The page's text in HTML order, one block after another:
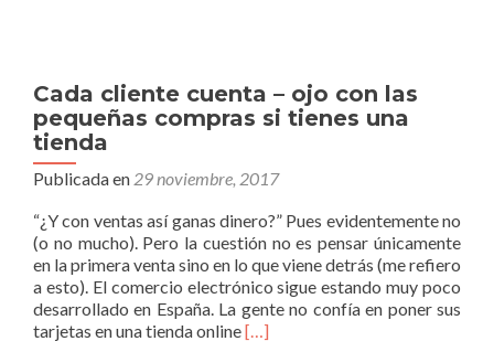
Cada cliente cuenta – ojo con las
pequeñas compras si tienes una
tienda
Publicada en 29 noviembre, 2017
“¿Y con ventas así ganas dinero?” Pues evidentemente no
(o no mucho). Pero la cuestión no es pensar únicamente
en la primera venta sino en lo que viene detrás (me refiero
a esto). El comercio electrónico sigue estando muy poco
desarrollado en España. La gente no confía en poner sus
tarjetas en una tienda onlineLeer
[…]